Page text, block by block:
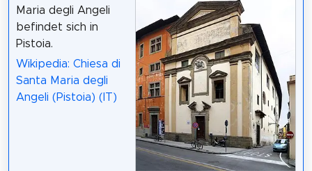
Maria degli Angeli
befindet sich in
Pistoia.
Wikipedia: Chiesa di
Santa Maria degli
Angeli (Pistoia) (IT)